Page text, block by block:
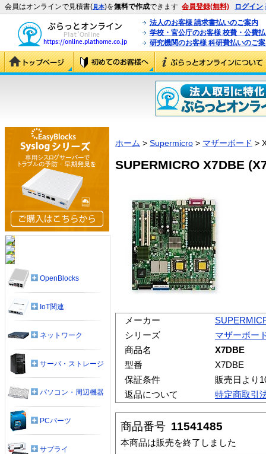
会員はオンラインで見積書(見本)を無料で作成できます 会員登録(無料) ログイン
法人のお客様 請求書払いのご案内
学校・官公庁のお客様 校費・公費
研究機関のお客様 科研費払いのご
ホーム > Supermicro > マザーボード >
SUPERMICRO X7DBE
メーカー
シリーズ
マザーボー
商品名
X7DBE
型番
X7DBE
保証条件
販売日より
返品について
特定商取引
商品番号 11541485
本商品は販売を終了しました
OpenBlocks
IoT関連
ネットワーク
サーバ・ストレージ
パソコン・周辺機器
PCパーツ
サプライ